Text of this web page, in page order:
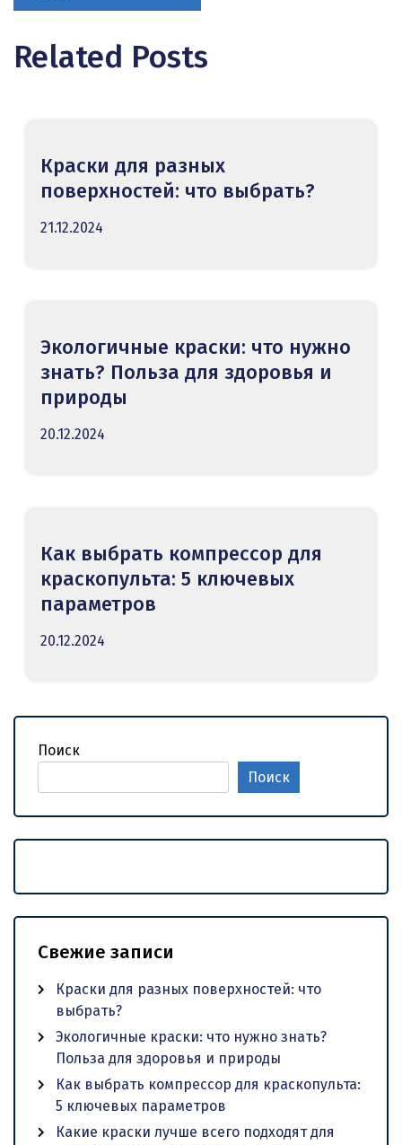
Related Posts
Краски для разных
поверхностей: что выбрать?
21.12.2024
Экологичные краски: что нужно
знать? Польза для здоровья и
природы
20.12.2024
Как выбрать компрессор для
краскопульта: 5 ключевых
параметров
20.12.2024
Поиск
Поиск
Свежие записи
Краски для разных поверхностей: что
выбрать?
Экологичные краски: что нужно знать?
Польза для здоровья и природы
Как выбрать компрессор для краскопульта:
5 ключевых параметров
Какие краски лучше всего подходят для